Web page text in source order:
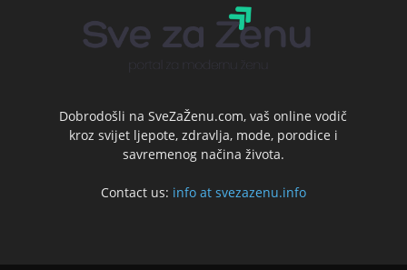
Dobrodošli na SveZaŽenu.com, vaš online vodič
kroz svijet ljepote, zdravlja, mode, porodice i
savremenog načina života.
Contact us: info at svezazenu.info